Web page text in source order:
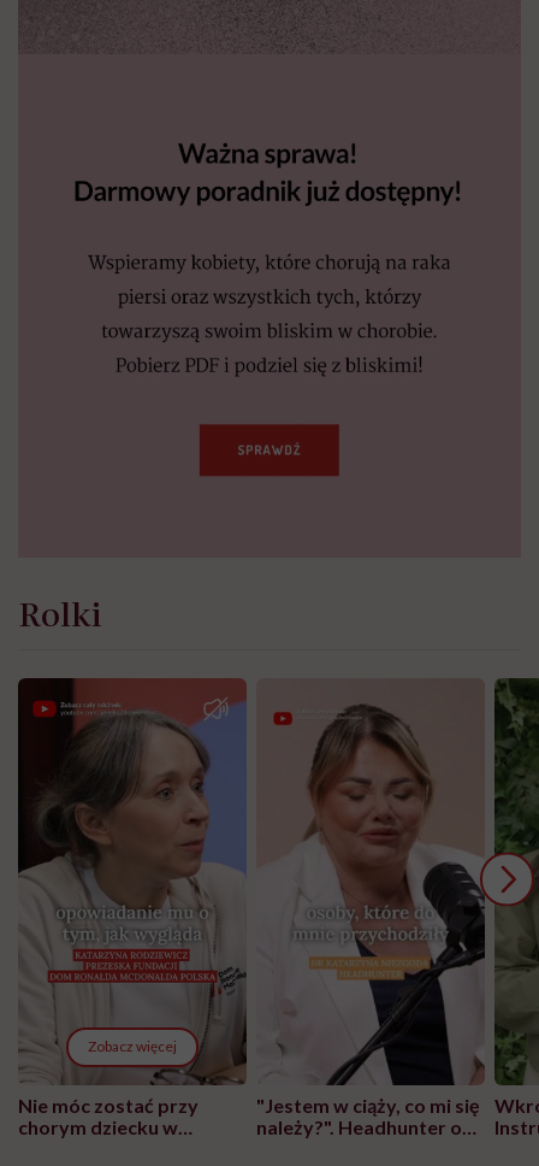
Rolki
Zobacz więcej
Nie móc zostać przy
chorym dziecku w
"Jestem w ciąży, co mi się
należy?". Headhunter o